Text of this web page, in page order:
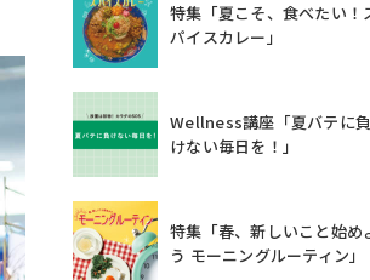
特集「夏こそ、食べたい！
パイスカレー」
Wellness講座「夏バテに負
けない毎日を！」
特集「春、新しいこと始め
う モーニングルーティン」